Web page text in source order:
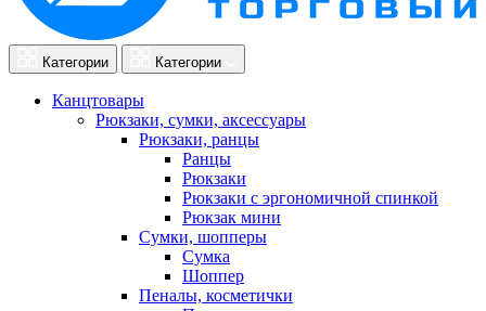
Категории Категории
Канцтовары
Рюкзаки, сумки, аксессуары
Рюкзаки, ранцы
Ранцы
Рюкзаки
Рюкзаки с эргономичной спинкой
Рюкзак мини
Сумки, шопперы
Сумка
Шоппер
Пеналы, косметички